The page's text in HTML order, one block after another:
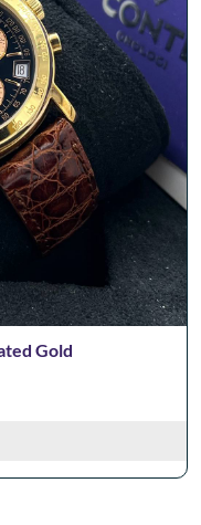
Gold